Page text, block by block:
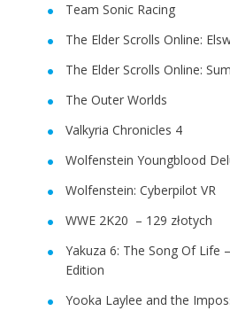
Team Sonic Racing
The Elder Scrolls Online:
The Elder Scrolls Online:
The Outer Worlds
Valkyria Chronicles 4
Wolfenstein Youngblood
Wolfenstein: Cyberpilot VR
WWE 2K20 – 129 złotych
Yakuza 6: The Song Of Life
Edition
Yooka Laylee and the